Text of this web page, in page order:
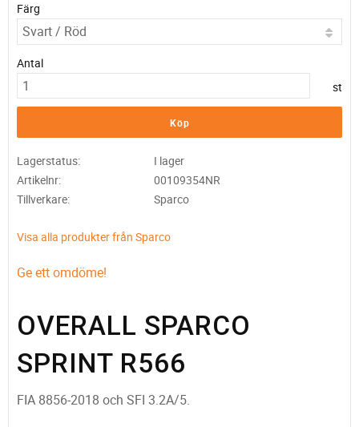
Färg
Antal
st
Köp
Lagerstatus
I lager
Artikelnr
00109354NR
Tillverkare
Sparco
Visa alla produkter från Sparco
Ge ett omdöme!
OVERALL SPARCO
SPRINT R566
FIA 8856-2018 och SFI 3.2A/5.